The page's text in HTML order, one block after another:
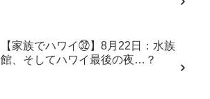
【家族でハワイ㉜】8月22日：水族
館、そしてハワイ最後の夜…？